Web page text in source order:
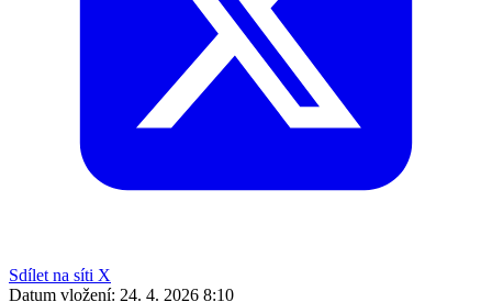
Sdílet na síti X
Datum vložení: 24. 4. 2026 8:10